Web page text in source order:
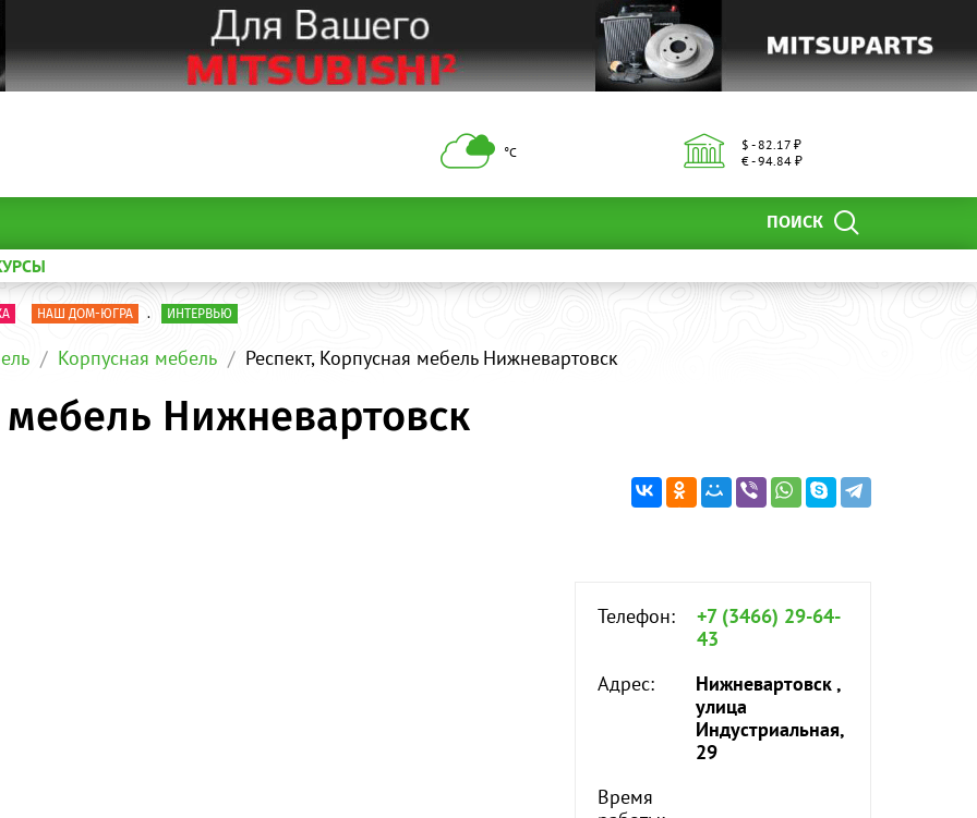
°С
$ - 82.17 ₽
€ - 94.84 ₽
ПОИСК
НАШ ДОМ-ЮГРА . ИНТЕРВЬЮ
Корпусная мебель Респект, Корпусная мебель Нижневартовск
мебель Нижневартовск
Телефон:
+7 (3466) 29-64-
43
Адрес:
Нижневартовск ,
улица
Индустриальная,
29
Время